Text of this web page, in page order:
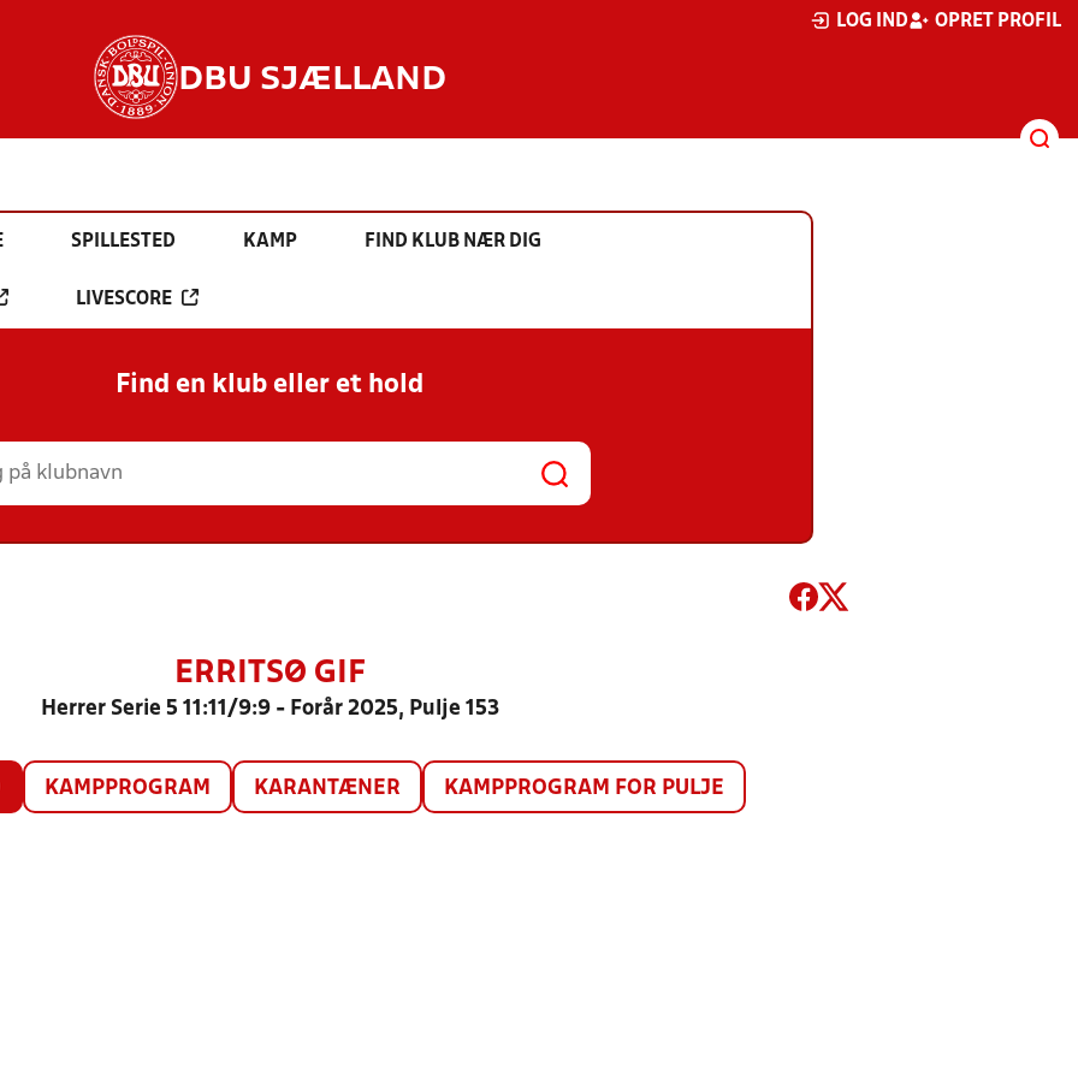
LOG IND OPRET PROFIL
DBU SJÆLLAND
SPILLESTED KAMP FIND KLUB NÆR DIG
LIVESCORE
Find en klub eller et hold
ERRITSØ GIF
Herrer Serie 5 11:11/9:9 - Forår 2025, Pulje 153
KAMPPROGRAM KARANTÆNER KAMPPROGRAM FOR PULJE